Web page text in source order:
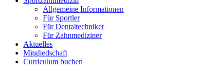
Allgemeine Informationen
Für Sportler
Für Dentaltechniker
Für Zahnmediziner
Aktuelles
Mitgliedschaft
Curriculum buchen